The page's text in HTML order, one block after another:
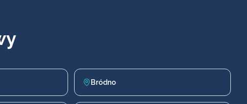
Bródno